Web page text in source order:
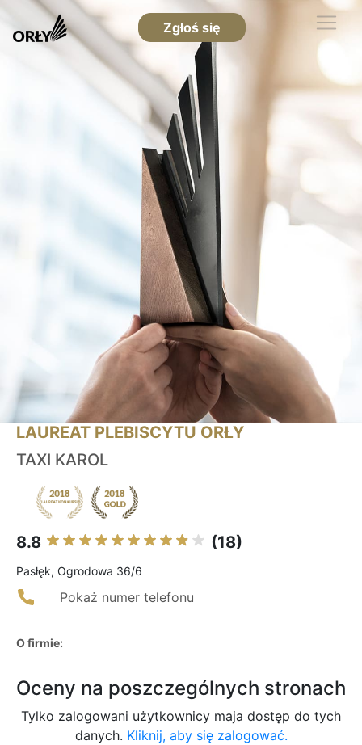
Zgłoś się
LAUREAT PLEBISCYTU ORŁY
TAXI KAROL
8.8 (18)
Pasłęk, Ogrodowa 36/6
Pokaż numer telefonu
O firmie:
Oceny na poszczególnych stronach
Tylko zalogowani użytkownicy maja dostęp do tych
danych. Kliknij, aby się zalogować.